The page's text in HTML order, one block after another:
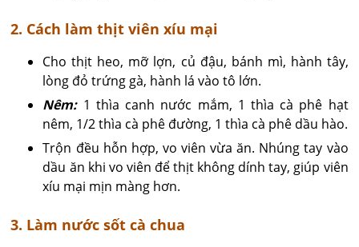
2. Cách làm thịt viên xíu mại
Cho thịt heo, mỡ lợn, củ đậu, bánh mì, hành tây,
lòng đỏ trứng gà, hành lá vào tô lớn.
Nêm:1 thìa canh nước mắm, 1 thìa cà phê hạt
nêm, 1/2 thìa cà phê đường, 1 thìa cà phê dầu hào.
Trộn đều hỗn hợp, vo viên vừa ăn. Nhúng tay vào
dầu ăn khi vo viên để thịt không dính tay, giúp viên
xíu mại mịn màng hơn.
3. Làm nước sốt cà chua